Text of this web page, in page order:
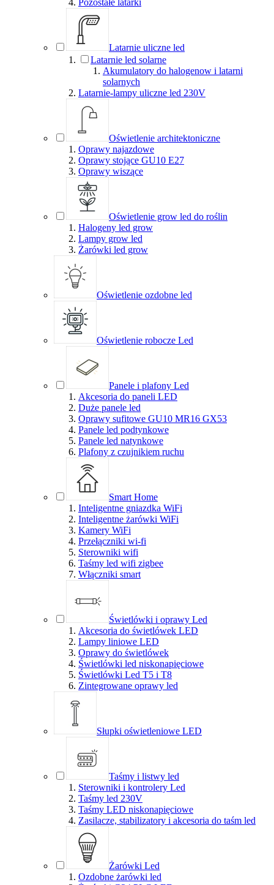
Pozostałe latarki
Latarnie uliczne led
Latarnie led solarne
Akumulatory do halogenow i latarni
solarnych
Latarnie-lampy uliczne led 230V
Oświetlenie architektoniczne
Oprawy najazdowe
Oprawy stojące GU10 E27
Oprawy wiszące
Oświetlenie grow led do roślin
Halogeny led grow
Lampy grow led
Żarówki led grow
Oświetlenie ozdobne led
Oświetlenie robocze Led
Panele i plafony Led
Akcesoria do paneli LED
Duże panele led
Oprawy sufitowe GU10 MR16 GX53
Panele led podtynkowe
Panele led natynkowe
Plafony z czujnikiem ruchu
Smart Home
Inteligentne gniazdka WiFi
Inteligentne żarówki WiFi
Kamery WiFi
Przełączniki wi-fi
Sterowniki wifi
Taśmy led wifi zigbee
Włączniki smart
Świetlówki i oprawy Led
Akcesoria do świetlówek LED
Lampy liniowe LED
Oprawy do świetlówek
Świetlówki led niskonapięciowe
Świetlówki Led T5 i T8
Zintegrowane oprawy led
Słupki oświetleniowe LED
Taśmy i listwy led
Sterowniki i kontrolery Led
Taśmy led 230V
Taśmy LED niskonapięciowe
Zasilacze, stabilizatory i akcesoria do taśm led
Żarówki Led
Ozdobne żarówki led